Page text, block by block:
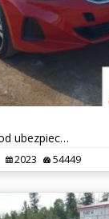
2023r., BMW 330I, 2L, od ubezpieczalni
2023 54449